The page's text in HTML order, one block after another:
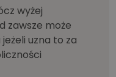
wyżej
zawsze może
uzna to za